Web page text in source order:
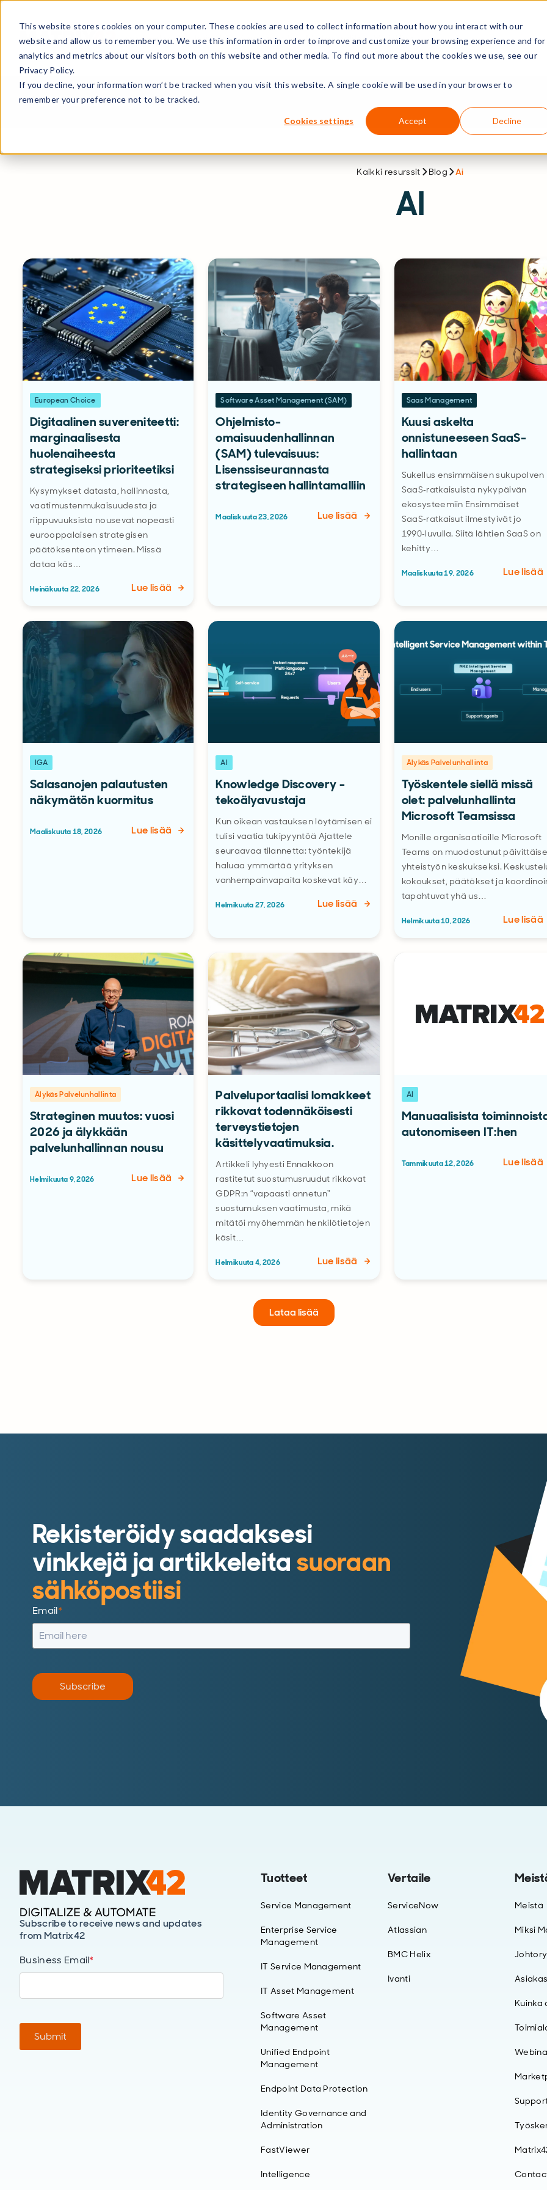
This website stores cookies on your computer. These cookies are used to collect information about how you interact with our
website and allow us to remember you. We use this information in order to improve and customize your browsing experience and for
analytics and metrics about our visitors both on this website and other media. To find out more about the cookies we use, see our
Privacy Policy.
If you decline, your information won’t be tracked when you visit this website. A single cookie will be used in your browser to
remember your preference not to be tracked.
Cookies settings Accept Decline
Tuotteet Ratkaisut Kumppanit Materiaalit Meistä
Kaikki resurssit Blogi
Kaikki resurssit Blog Ai
AI
European Choice
Digitaalinen suvereniteetti:
marginaalisesta
huolenaiheesta
strategiseksi prioriteetiksi
Kysymykset datasta, hallinnasta,
vaatimustenmukaisuudesta ja
riippuvuuksista nousevat nopeasti
eurooppalaisen strategisen
päätöksenteon ytimeen. Missä
dataa käs…
Heinäkuuta 22, 2026 Lue lisää
Software Asset Management (SAM)
Ohjelmisto-
omaisuudenhallinnan
(SAM) tulevaisuus:
Lisenssiseurannasta
strategiseen hallintamalliin
Maaliskuuta 23, 2026 Lue lisää
Saas Management
Kuusi askelta
onnistuneeseen SaaS-
hallintaan
Sukellus ensimmäisen sukupolven
SaaS‑ratkaisuista nykypäivän
ekosysteemiin Ensimmäiset
SaaS‑ratkaisut ilmestyivät jo
1990‑luvulla. Siitä lähtien SaaS on
kehitty…
Maaliskuuta 19, 2026 Lue lisää
IGA
Salasanojen palautusten
näkymätön kuormitus
Maaliskuuta 18, 2026 Lue lisää
AI
Knowledge Discovery -
tekoälyavustaja
Kun oikean vastauksen löytämisen ei
tulisi vaatia tukipyyntöä Ajattele
seuraavaa tilannetta: työntekijä
haluaa ymmärtää yrityksen
vanhempainvapaita koskevat käy…
Helmikuuta 27, 2026 Lue lisää
Älykäs Palvelunhallinta
Työskentele siellä missä
olet: palvelunhallinta
Microsoft Teamsissa
Monille organisaatioille Microsoft
Teams on muodostunut
yhteistyön keskukseksi.
kokoukset, päätökset ja
tapahtuvat yhä us…
Helmikuuta 10, 2026 Lue lisää
Älykäs Palvelunhallinta
Strateginen muutos: vuosi
2026 ja älykkään
palvelunhallinnan nousu
Helmikuuta 9, 2026 Lue lisää
Palveluportaalisi lomakkeet
rikkovat todennäköisesti
terveystietojen
käsittelyvaatimuksia.
Artikkeli lyhyesti Ennakkoon
rastitetut suostumusruudut rikkovat
GDPR:n “vapaasti annetun”
suostumuksen vaatimusta, mikä
mitätöi myöhemmän henkilötietojen
käsit…
Helmikuuta 4, 2026 Lue lisää
AI
Manuaalisista
autonomiseen IT:hen
Tammikuuta 12, 2026 Lue lisää
Lataa lisää
Rekisteröidy saadaksesi
vinkkejä ja artikkeleitasuoraan
sähköpostiisi
Email*
Subscribe
Subscribe to receive news and updates
from Matrix42
Business Email*
Submit
Tuotteet
Service Management
Enterprise Service
Management
IT Service Management
IT Asset Management
Software Asset
Management
Unified Endpoint
Management
Endpoint Data Protection
Identity Governance and
Administration
FastViewer
Intelligence
Vertaile
ServiceNow
Atlassian
BMC Helix
Ivanti
Meistä
Miksi
Kuinka